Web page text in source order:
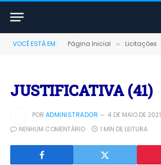
VOCÊ ESTÁ EM: Página Inicial » Licitações
JUSTIFICATIVA (41)
POR ADMINISTRADOR
4 DE MAIO DE 2021
NENHUM COMENTÁRIO
1 MIN DE LEITURA